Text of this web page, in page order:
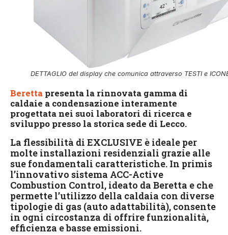
DETTAGLIO del display che comunica attraverso TESTI e
Beretta presenta la rinnovata gamma di
caldaie a condensazione interamente
progettata nei suoi laboratori di ricerca e
sviluppo presso la storica sede di Lecco.
La flessibilità di EXCLUSIVE è ideale per
molte installazioni residenziali grazie alle
sue fondamentali caratteristiche. In primis
l’innovativo sistema ACC-Active
Combustion Control, ideato da Beretta e che
permette l’utilizzo della caldaia con diverse
tipologie di gas (auto adattabilità), consente
in ogni circostanza di offrire funzionalità,
efficienza e basse emissioni.